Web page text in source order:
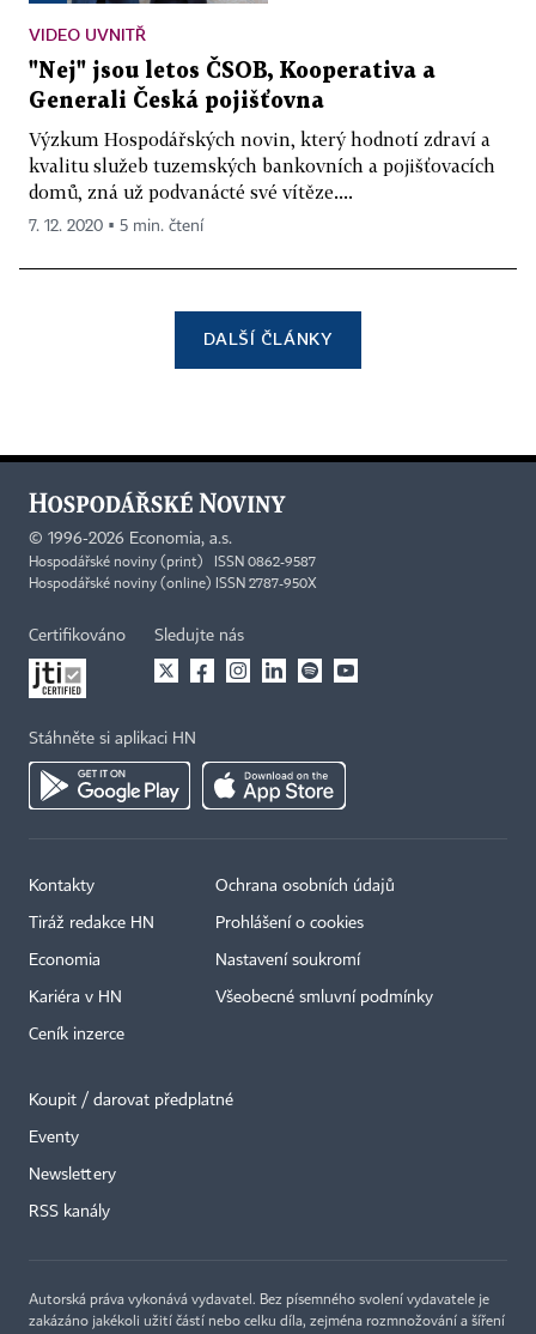
VIDEO UVNITŘ
"Nej" jsou letos ČSOB, Kooperativa a
Generali Česká pojišťovna
Výzkum Hospodářských novin, který hodnotí zdraví a
kvalitu služeb tuzemských bankovních a pojišťovacích
domů, zná už podvanácté své vítěze....
7. 12. 2020 ▪ 5 min. čtení
DALŠÍ ČLÁNKY
© 1996-2026 Economia, a.s.
Hospodářské noviny (print) ISSN 0862-9587
Hospodářské noviny (online) ISSN 2787-950X
Certifikováno Sledujte nás
Stáhněte si aplikaci HN
Kontakty
Tiráž redakce HN
Economia
Kariéra v HN
Ceník inzerce
Ochrana osobních údajů
Prohlášení o cookies
Nastavení soukromí
Všeobecné smluvní podmínky
Koupit / darovat předplatné
Eventy
Newslettery
RSS kanály
Autorská práva vykonává vydavatel. Bez písemného svolení vydavatele je
zakázáno jakékoli užití částí nebo celku díla, zejména rozmnožování a šíření